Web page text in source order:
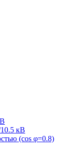
кВ
(cos φ=0.8)